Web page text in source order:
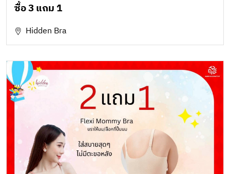
ซื้อ 3 แถม 1
Hidden Bra